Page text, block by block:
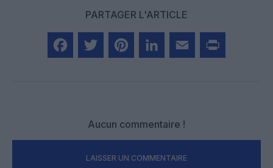
PARTAGER L'ARTICLE
Aucun commentaire !
LAISSER UN COMMENTAIRE